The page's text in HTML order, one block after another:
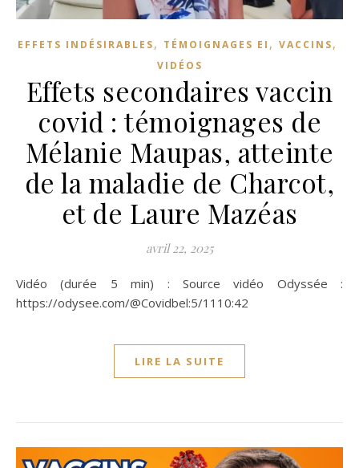
EFFETS INDÉSIRABLES, TÉMOIGNAGES EI , VACCINS,
VIDÉOS
Effets secondaires vaccin
covid : témoignages de
Mélanie Maupas, atteinte
de la maladie de Charcot,
et de Laure Mazéas
avril 22, 2025
Vidéo (durée 5 min) : Source vidéo Odyssée :
https://odysee.com/@Covidbel:5/1110:42
LIRE LA SUITE